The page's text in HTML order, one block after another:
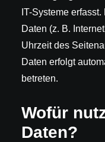
IT-Systeme
Daten (z. B.
Uhrzeit des
Daten erfolgt
betreten.
Wofür
Daten?